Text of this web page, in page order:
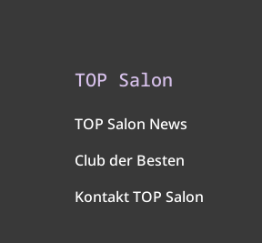
TOP Salon
TOP Salon News
Club der Besten
Kontakt TOP Salon